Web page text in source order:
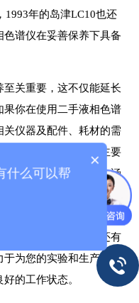
1993年的岛津LC10也还
谱仪在妥善保养下具备
关重要，这不仅能延长
你在使用二手液相色谱
仪器及配件、耗材的需
限公司。我们公司主要
维保整体解决方案，涵
、Cytiva、Beckman等品
务，拥有色谱、质谱、光
器及配件、耗材，还有
为您的实验和生产提供
的工作状态。
×
什么可以帮